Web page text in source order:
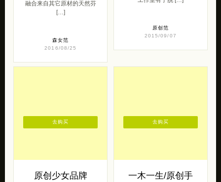
融合来自其它原材的天然芬
[…]
森女范
2016/08/25
原创范
2015/09/07
原创少女品牌
去购买
一木一生/原创手
去购买